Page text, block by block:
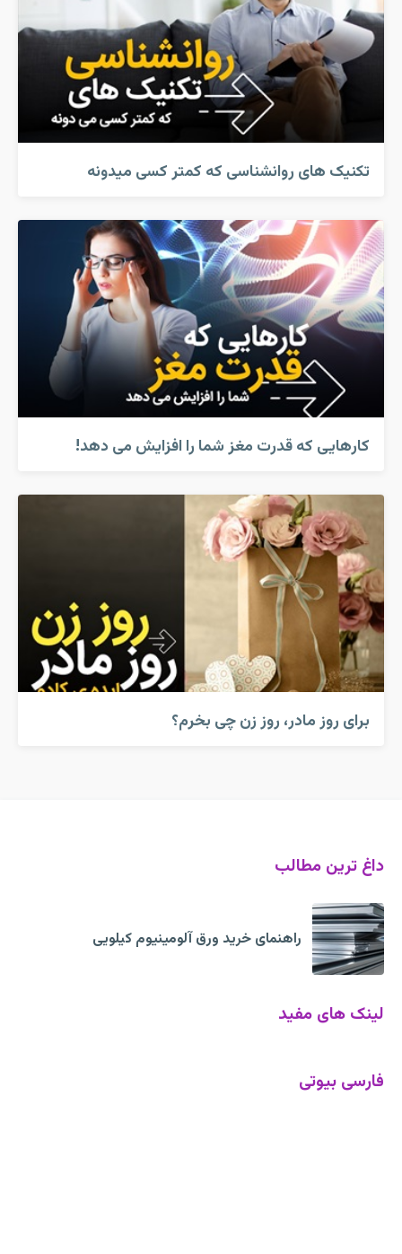
تکنیک های روانشناسی که کمتر کسی میدونه
کارهایی که قدرت مغز شما را افزایش می دهد!
برای روز مادر، روز زن چی بخرم؟
داغ ترین مطالب
راهنمای خرید ورق آلومینیوم کیلویی
لینک های مفید
فارسی بیوتی